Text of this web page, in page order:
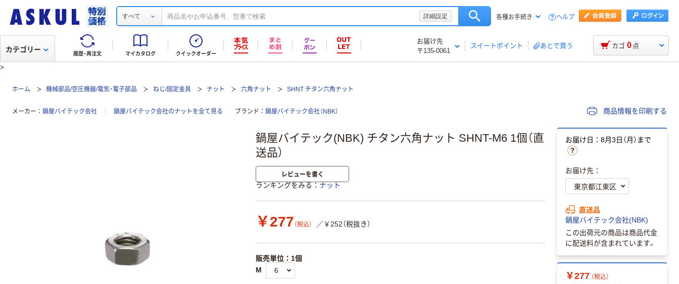
すべて 詳細設定 各種お手続き ヘルプ
履歴・再注文 マイカタログ クイックオーダー
お届け先
〒135-0061
スイートポイント あとで買う
カテゴリー カゴ 0 点
>
ホーム 機械部品/空圧機器/電気・電子部品 ねじ/固定金具 ナット 六角ナット SHNT チタン六角ナット
メーカー 鍋屋バイテック会社 鍋屋バイテック会社のナットを全て見る ブランド 鍋屋バイテック会社（NBK） 商品情報を印刷する
鍋屋バイテック(NBK) チタン六角ナット SHNT-M6 1個（直
送品）
レビューを書く
ランキングをみる ナット
￥277 （税込） ／￥252（税抜き）
販売単位：1個
M
お届け日：8月3日（月）まで
お届け先：
直送品
鍋屋バイテック会社(NBK)
この出荷元の商品は商品代金
に配送料が含まれています。
￥277 （税込）